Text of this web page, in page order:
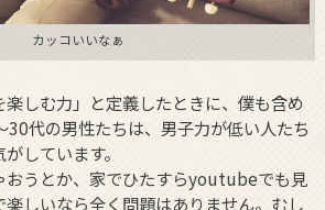
カッコいいなぁ
しむ力」と定義したときに、僕も含め
30代の男性たちは、男子力が低い人たち
しています。
おうとか、家でひたすらyoutubeでも見
楽しいなら全く問題はありません。むし